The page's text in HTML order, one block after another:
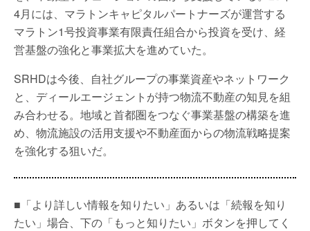
4月には、マラトンキャピタルパートナーズが運営する
マラトン1号投資事業有限責任組合から投資を受け、経
営基盤の強化と事業拡大を進めていた。
SRHDは今後、自社グループの事業資産やネットワーク
と、ディールエージェントが持つ物流不動産の知見を組
み合わせる。地域と首都圏をつなぐ事業基盤の構築を進
め、物流施設の活用支援や不動産面からの物流戦略提案
を強化する狙いだ。
■「より詳しい情報を知りたい」あるいは「続報を知り
たい」場合、下の「もっと知りたい」ボタンを押してく